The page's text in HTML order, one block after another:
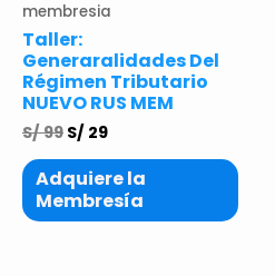
membresia
Taller:
Generaralidades Del
Régimen Tributario
NUEVO RUS MEM
S/99 S/ 29
Adquiere la
Membresía